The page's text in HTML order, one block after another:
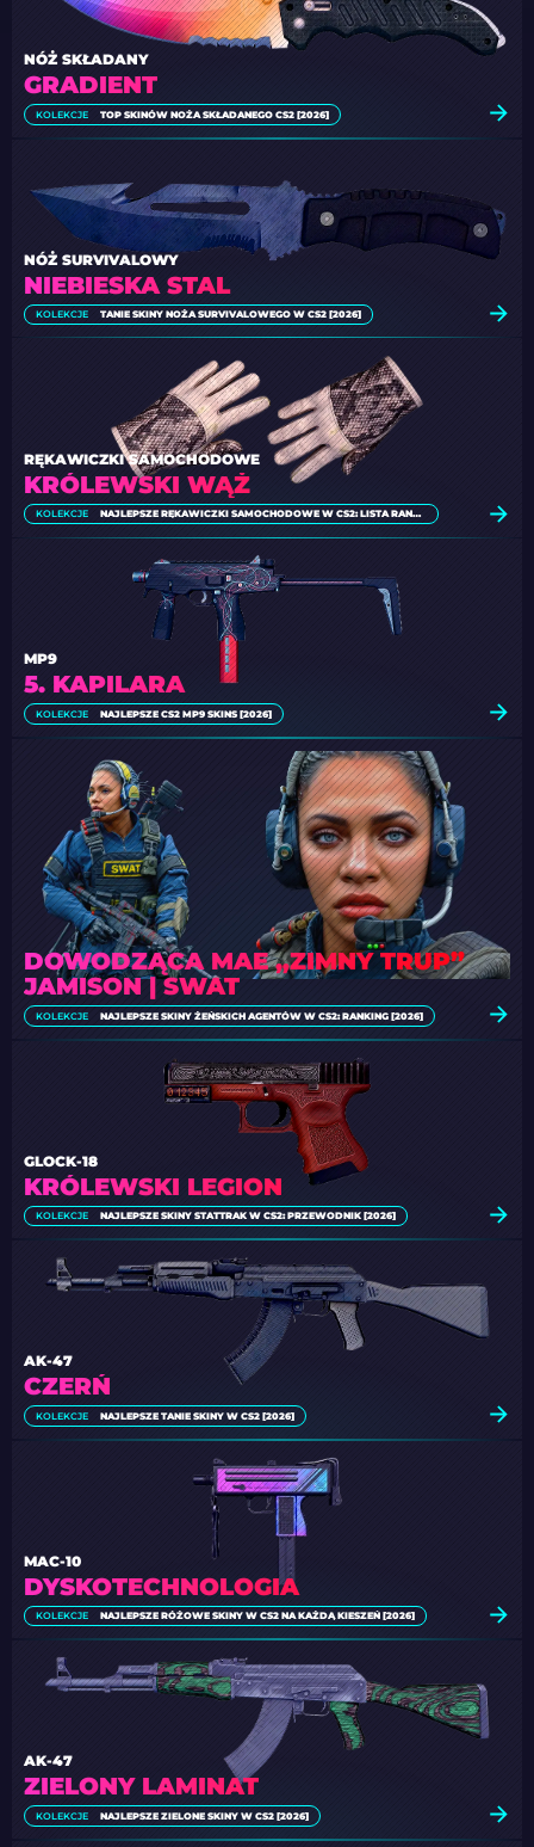
GRADIENT
NÓŻ SKŁADANY
KOLEKCJE TOP SKINÓW NOŻA SKŁADANEGO CS2 [2026]
NIEBIESKA STAL
NÓŻ SURVIVALOWY
KOLEKCJE TANIE SKINY NOŻA SURVIVALOWEGO W CS2 [2026]
KRÓLEWSKI WĄŻ
RĘKAWICZKI SAMOCHODOWE
KOLEKCJE NAJLEPSZE RĘKAWICZKI SAMOCHODOWE W CS2: LISTA RANKINGOWA
5. KAPILARA
MP9
KOLEKCJE NAJLEPSZE CS2 MP9 SKINS [2026]
DOWODZĄCA MAE „ZIMNY TRUP”
JAMISON | SWAT
KOLEKCJE NAJLEPSZE SKINY ŻEŃSKICH AGENTÓW W CS2: RANKING [2026]
KRÓLEWSKI LEGION
GLOCK-18
KOLEKCJE NAJLEPSZE SKINY STATTRAK W CS2: PRZEWODNIK [2026]
CZERŃ
AK-47
KOLEKCJE NAJLEPSZE TANIE SKINY W CS2 [2026]
DYSKOTECHNOLOGIA
MAC-10
KOLEKCJE NAJLEPSZE RÓŻOWE SKINY W CS2 NA KAŻDĄ KIESZEŃ [2026]
ZIELONY LAMINAT
AK-47
KOLEKCJE NAJLEPSZE ZIELONE SKINY W CS2 [2026]